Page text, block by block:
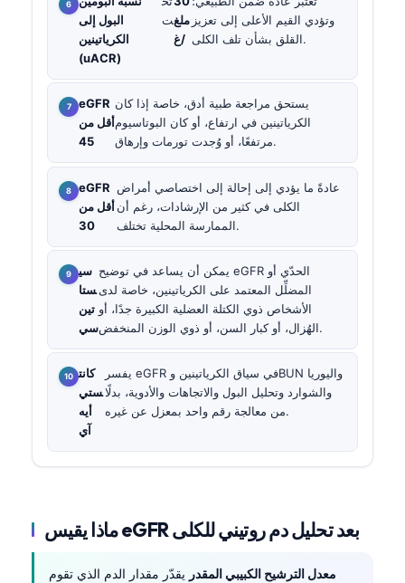
البول إلى
الكرياتينين
(uACR)
تملغ
/غ
وتؤدي القيم الأعلى إلى تعزيز
القلق بشأن تلف الكلى.
eGFR
أقل من
45
يستحق مراجعة طبية أدق، خاصة إذا كان
الكرياتينين في ارتفاع، أو كان البوتاسيوم
مرتفعًا، أو وُجدت تورمات وإرهاق.
eGFR
أقل من
30
عادةً ما يؤدي إلى إحالة إلى اختصاصي أمراض
الكلى في كثير من الإرشادات، رغم أن
الممارسة المحلية تختلف.
سي
ستا
تين
سي
يمكن أن يساعد في توضيح eGFR الحدّي أو
المضلِّل المعتمد على الكرياتينين، خاصة لدى
الأشخاص ذوي الكتلة العضلية الكبيرة جدًا، أو
الهُزال، أو كبار السن، أو ذوي الوزن المنخفض.
كانت
ستي
أيه
آي
يفسر eGFR في سياق الكرياتينين وBUN واليوريا
والشوارد وتحليل البول والاتجاهات والأدوية، بدلًا
من معالجة رقم واحد بمعزل عن غيره.
ماذا يقيس eGFR بعد تحليل دم روتيني للكلى
معدل الترشيح الكبيبي المقدر يقدّر مقدار الدم الذي تقوم